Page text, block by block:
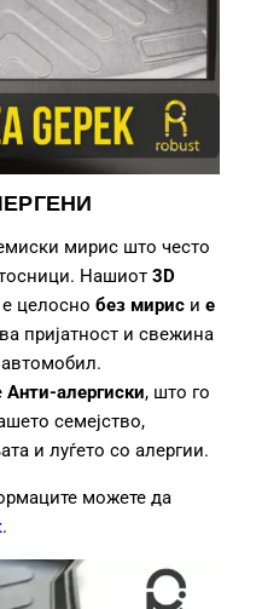
мирис што често
Нашиот 3D
е целосно без мирис и е
пријатност и свежина
Анти-алергиски, што го
семејство,
и луѓето со алергии.
можете да
.